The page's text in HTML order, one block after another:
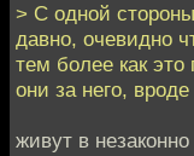
> С одной
давно, очевидно
тем более как
они за него,
живут в